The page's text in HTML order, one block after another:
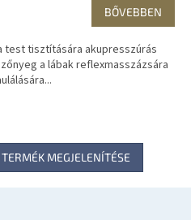
BŐVEBBEN
test tisztítására akupresszúrás
a lábak reflexmasszázsára
MEGJELENÍTÉSE